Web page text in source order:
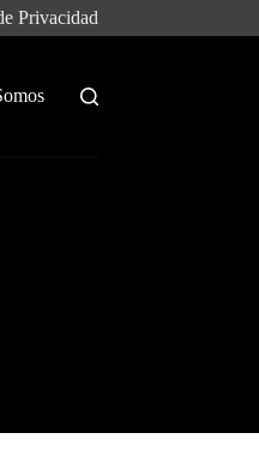
Privacidad